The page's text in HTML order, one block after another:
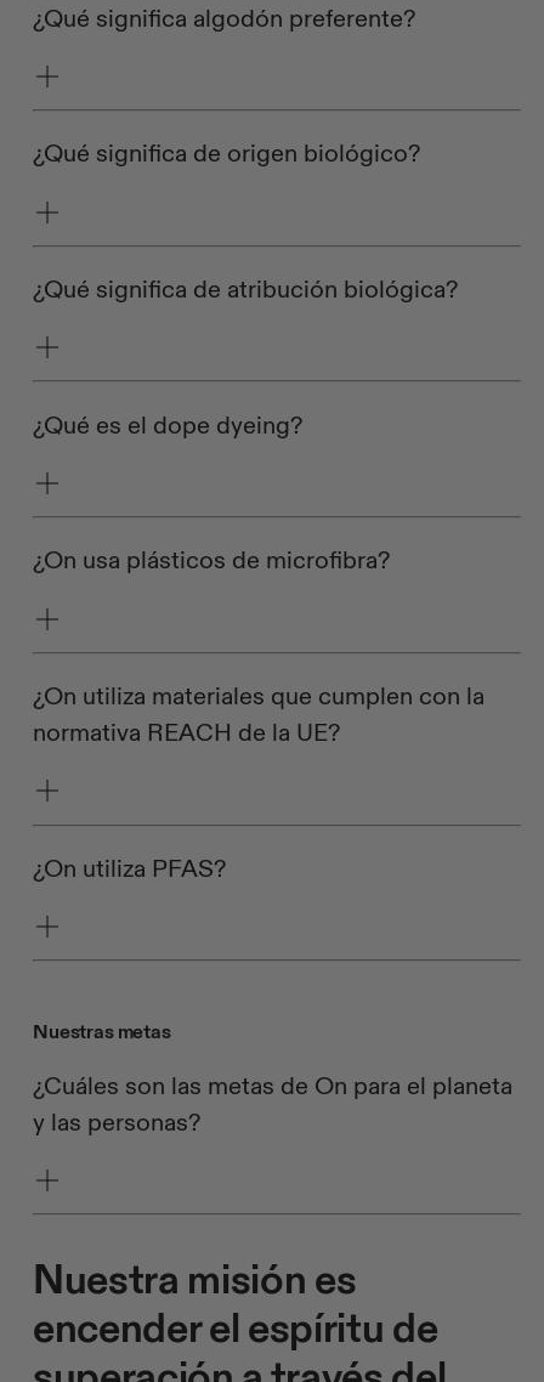
¿Qué significa algodón preferente?
¿Qué significa de origen biológico?
¿Qué significa de atribución biológica?
¿Qué es el dope dyeing?
¿On usa plásticos de microfibra?
¿On utiliza materiales que cumplen con la
normativa REACH de la UE?
¿On utiliza PFAS?
Nuestras metas
¿Cuáles son las metas de On para el planeta
y las personas?
Nuestra misión es
encender el espíritu de